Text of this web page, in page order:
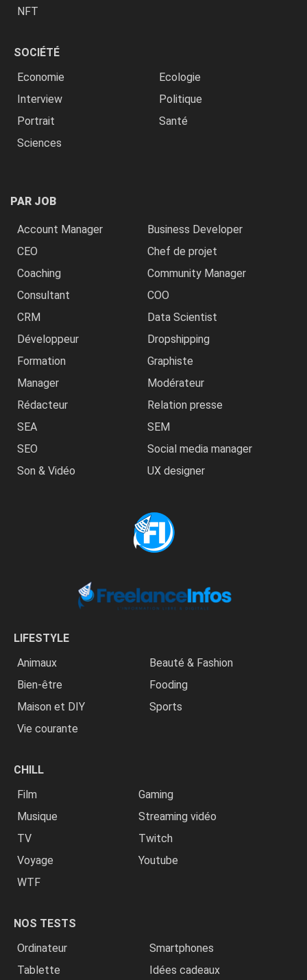
NFT
SOCIÉTÉ
Economie
Ecologie
Interview
Politique
Portrait
Santé
Sciences
PAR JOB
Account Manager
Business Developer
CEO
Chef de projet
Coaching
Community Manager
Consultant
COO
CRM
Data Scientist
Développeur
Dropshipping
Formation
Graphiste
Manager
Modérateur
Rédacteur
Relation presse
SEA
SEM
SEO
Social media manager
Son & Vidéo
UX designer
LIFESTYLE
Animaux
Beauté & Fashion
Bien-être
Fooding
Maison et DIY
Sports
Vie courante
CHILL
Film
Gaming
Musique
Streaming vidéo
TV
Twitch
Voyage
Youtube
WTF
NOS TESTS
Ordinateur
Smartphones
Tablette
Idées cadeaux